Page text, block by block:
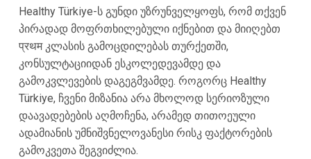
Healthy Türkiye-ს გუნდი უზრუნველყოფს, რომ თქვენ
პირადად მოფრთხილებული იქნებით და მიიღებთ
प्रथम კლასის გამოცდილებას თურქეთში,
კონსულტაციიდან ესკოლედევამდე და
გამოკვლევების დაგეგმვამდე. როგორც Healthy
Türkiye, ჩვენი მიზანია არა მხოლოდ სერიოზული
დაავადებების აღმოჩენა, არამედ თითოეული
ადამიანის უმნიშვნელოვანესი რისკ ფაქტორების
გამოკვეთა შეგვიძლია.